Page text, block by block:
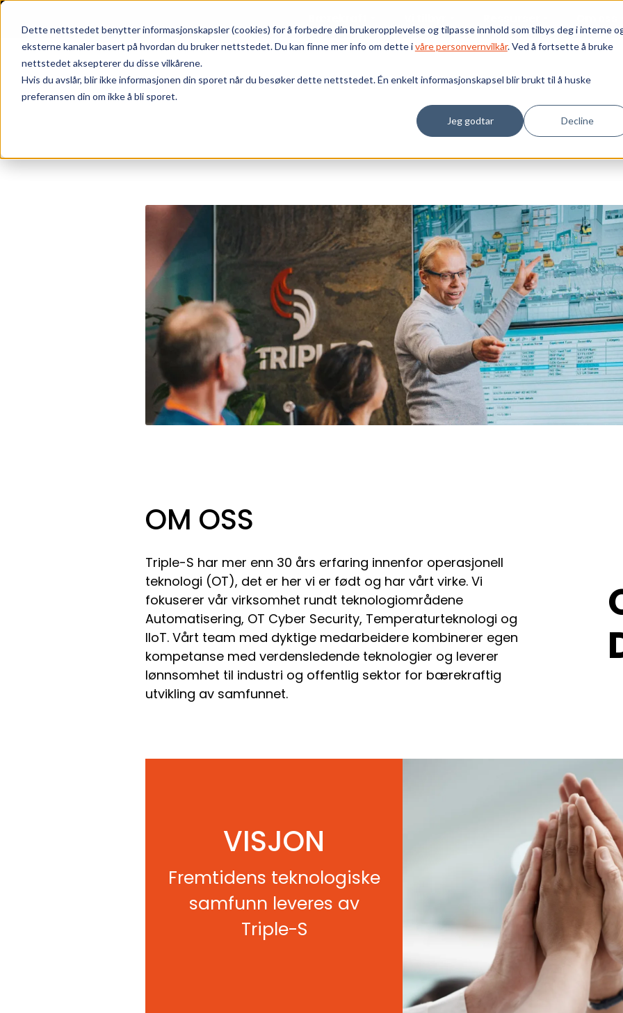
Dette nettstedet benytter informasjonskapsler (cookies) for å forbedre din brukeropplevelse og tilpasse innhold som tilbys deg i interne
eksterne kanaler basert på hvordan du bruker nettstedet. Du kan finne mer info om dette ivåre personvernvilkår. Ved å fortsette å bruke
nettstedet aksepterer du disse vilkårene.
Hvis du avslår, blir ikke informasjonen din sporet når du besøker dette nettstedet. Én enkelt informasjonskapsel blir brukt til å huske
preferansen din om ikke å bli sporet.
Jeg godtar Decline
Skip to main content
OM OSS
Triple-S har mer enn 30 års erfaring innenfor operasjonell
teknologi (OT), det er her vi er født og har vårt virke. Vi
fokuserer vår virksomhet rundt teknologiområdene
Automatisering, OT Cyber Security, Temperaturteknologi og
IIoT. Vårt team med dyktige medarbeidere kombinerer egen
kompetanse med verdensledende teknologier og leverer
lønnsomhet til industri og offentlig sektor for bærekraftig
utvikling av samfunnet.
VISJON
Fremtidens teknologiske
samfunn leveres av
Triple-S